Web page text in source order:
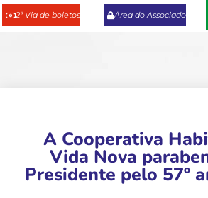
2ª Via de boletos Área do Associado
A Cooperativa
Vida Nova
Presidente pelo 57º